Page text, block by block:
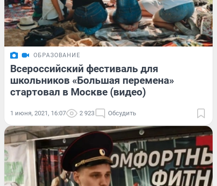
ОБРАЗОВАНИЕ
Всероссийский фестиваль для
школьников «Большая перемена»
стартовал в Москве (видео)
1 июня, 2021, 16:07 2 923 Обсудить